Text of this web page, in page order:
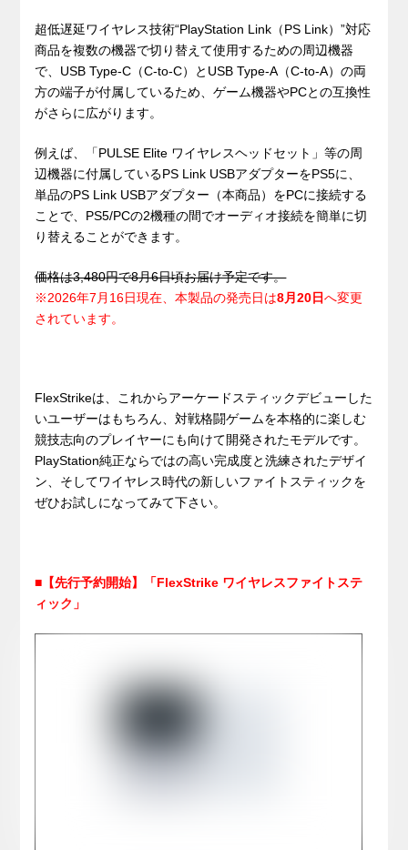
超低遅延ワイヤレス技術“PlayStation Link（PS Link）”対応
商品を複数の機器で切り替えて使用するための周辺機器
で、USB Type-C（C-to-C）とUSB Type-A（C-to-A）の両
方の端子が付属しているため、ゲーム機器やPCとの互換性
がさらに広がります。
例えば、「PULSE Elite ワイヤレスヘッドセット」等の周
辺機器に付属しているPS Link USBアダプターをPS5に、
単品のPS Link USBアダプター（本商品）をPCに接続する
ことで、PS5/PCの2機種の間でオーディオ接続を簡単に切
り替えることができます。
価格は3,480円で8月6日頃お届け予定です。
※2026年7月16日現在、本製品の発売日は8月20日へ変更
されています。
FlexStrikeは、これからアーケードスティックデビューした
いユーザーはもちろん、対戦格闘ゲームを本格的に楽しむ
競技志向のプレイヤーにも向けて開発されたモデルです。
PlayStation純正ならではの高い完成度と洗練されたデザイ
ン、そしてワイヤレス時代の新しいファイトスティックを
ぜひお試しになってみて下さい。
■【先行予約開始】「FlexStrike ワイヤレスファイトステ
ィック」